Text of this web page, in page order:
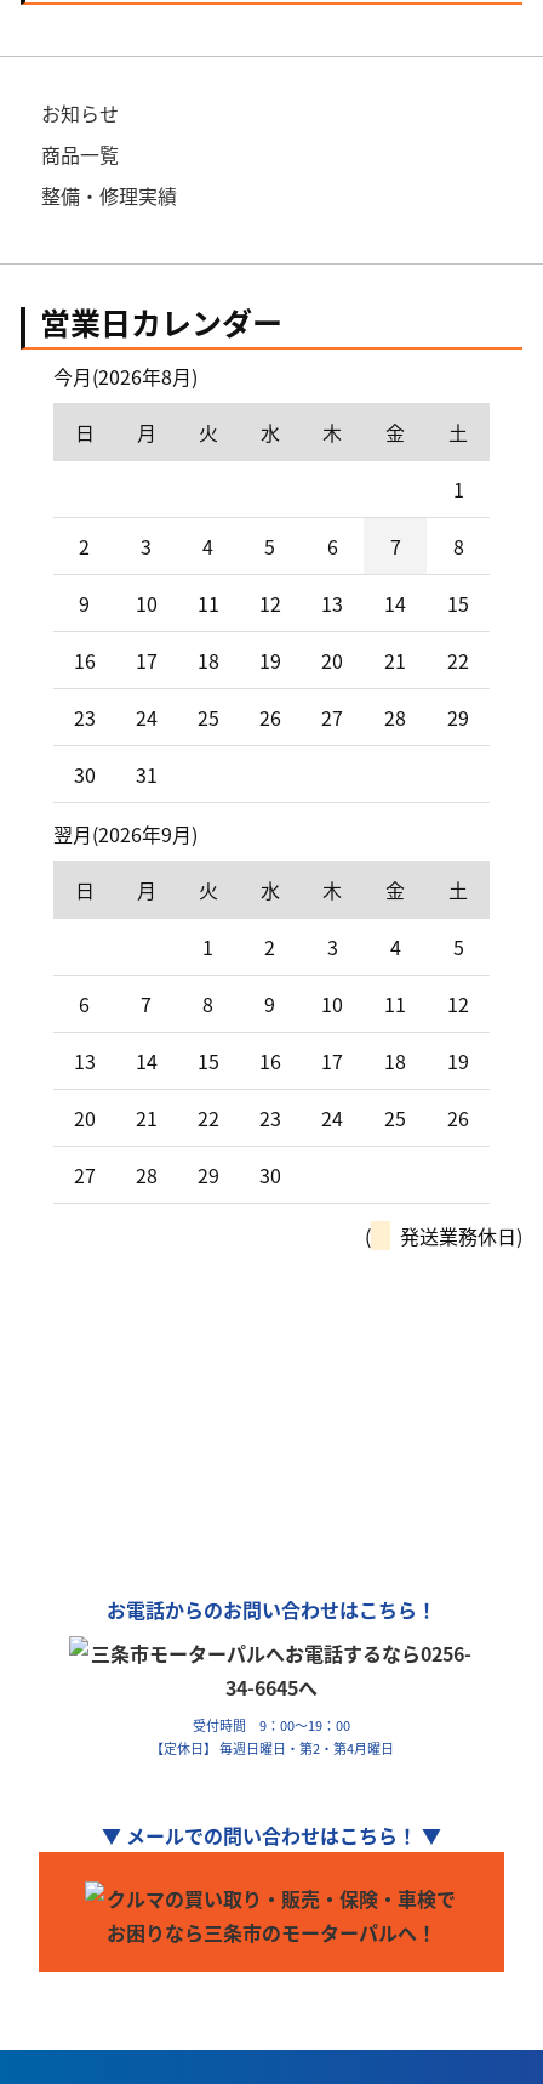
お知らせ
商品一覧
整備・修理実績
営業日カレンダー
今月(2026年8月)
日
月 火 水 木 金
土
1
2
3 4 5 6 7
8
9
10 11 12 13 14
15
16
17 18 19 20 21
22
23
24 25 26 27 28
29
30
31
翌月(2026年9月)
日
月 火 水 木 金
土
1
2 3 4
5
6
7 8 9 10 11
12
13
14 15 16 17 18
19
20
21 22 23 24 25
26
27
28 29 30
( 発送業務休日)
お電話からのお問い合わせはこちら！
受付時間 9：00～19：00
【定休日】 毎週日曜日・第2・第4月曜日
▼ メールでの問い合わせはこちら！ ▼